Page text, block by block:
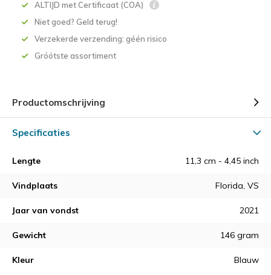
ALTIJD met Certificaat (COA)
Niet goed? Geld terug!
Verzekerde verzending: géén risico
Gróótste assortiment
Productomschrijving
Specificaties
Lengte 11,3 cm - 4,45 inch
Vindplaats Florida, VS
Jaar van vondst 2021
Gewicht 146 gram
Kleur Blauw